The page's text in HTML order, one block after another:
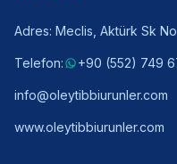
Adres: Meclis, Aktürk Sk
Telefon: +90 (552) 749
info@oleytibbiurunler.com
www.oleytibbiurunler.com